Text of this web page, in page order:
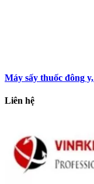
Máy sấy thuốc đông
Liên hệ